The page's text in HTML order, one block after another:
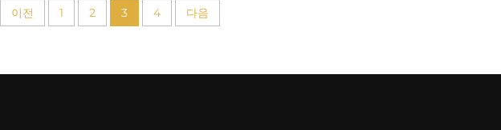
이전 1 2 3 4 다음